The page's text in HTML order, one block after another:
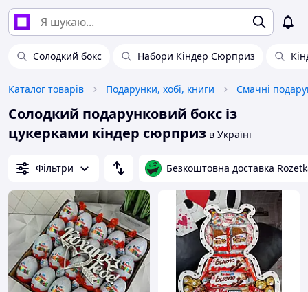
Солодкий бокс Набори Кіндер Сюрприз
Каталог товарів Подарунки, хобі, книги Смачні
Солодкий подарунковий бокс із
цукерками кіндер сюрприз в Україні
Фільтри Безкоштовна доставка